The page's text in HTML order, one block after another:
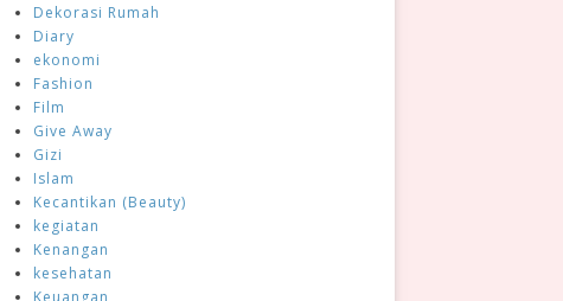
Dekorasi Rumah
Diary
ekonomi
Fashion
Film
Give Away
Gizi
Islam
Kecantikan (Beauty)
kegiatan
Kenangan
kesehatan
Keuangan